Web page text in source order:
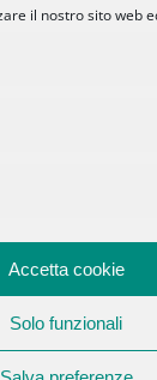
il nostro sito web
Accetta cookie
Solo funzionali